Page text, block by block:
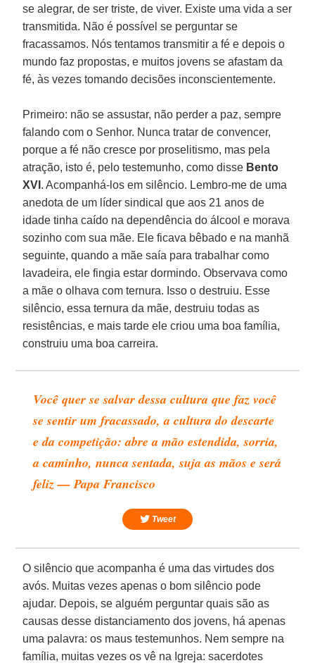
se alegrar, de ser triste, de viver. Existe uma vida a ser
transmitida. Não é possível se perguntar se
fracassamos. Nós tentamos transmitir a fé e depois o
mundo faz propostas, e muitos jovens se afastam da
fé, às vezes tomando decisões inconscientemente.
Primeiro: não se assustar, não perder a paz, sempre
falando com o Senhor. Nunca tratar de convencer,
porque a fé não cresce por proselitismo, mas pela
atração, isto é, pelo testemunho, como disse Bento
XVI . Acompanhá-los em silêncio. Lembro-me de uma
anedota de um líder sindical que aos 21 anos de
idade tinha caído na dependência do álcool e morava
sozinho com sua mãe. Ele ficava bêbado e na manhã
seguinte, quando a mãe saía para trabalhar como
lavadeira, ele fingia estar dormindo. Observava como
a mãe o olhava com ternura. Isso o destruiu. Esse
silêncio, essa ternura da mãe, destruiu todas as
resistências, e mais tarde ele criou uma boa família,
construiu uma boa carreira.
Você quer se salvar dessa cultura que faz você
se sentir um fracassado, a cultura do descarte
e da competição: abre a mão estendida, sorria,
a caminho, nunca sentada, suja as mãos e será
feliz — Papa Francisco
Tweet
O silêncio que acompanha é uma das virtudes dos
avós. Muitas vezes apenas o bom silêncio pode
ajudar. Depois, se alguém perguntar quais são as
causas desse distanciamento dos jovens, há apenas
uma palavra: os maus testemunhos. Nem sempre na
família, muitas vezes os vê na Igreja: sacerdotes